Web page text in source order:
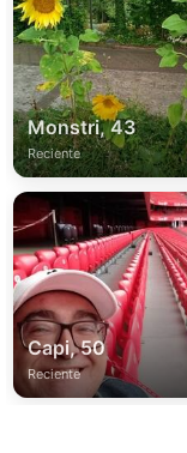
Monstri, 43
Reciente
Capi, 50
Reciente